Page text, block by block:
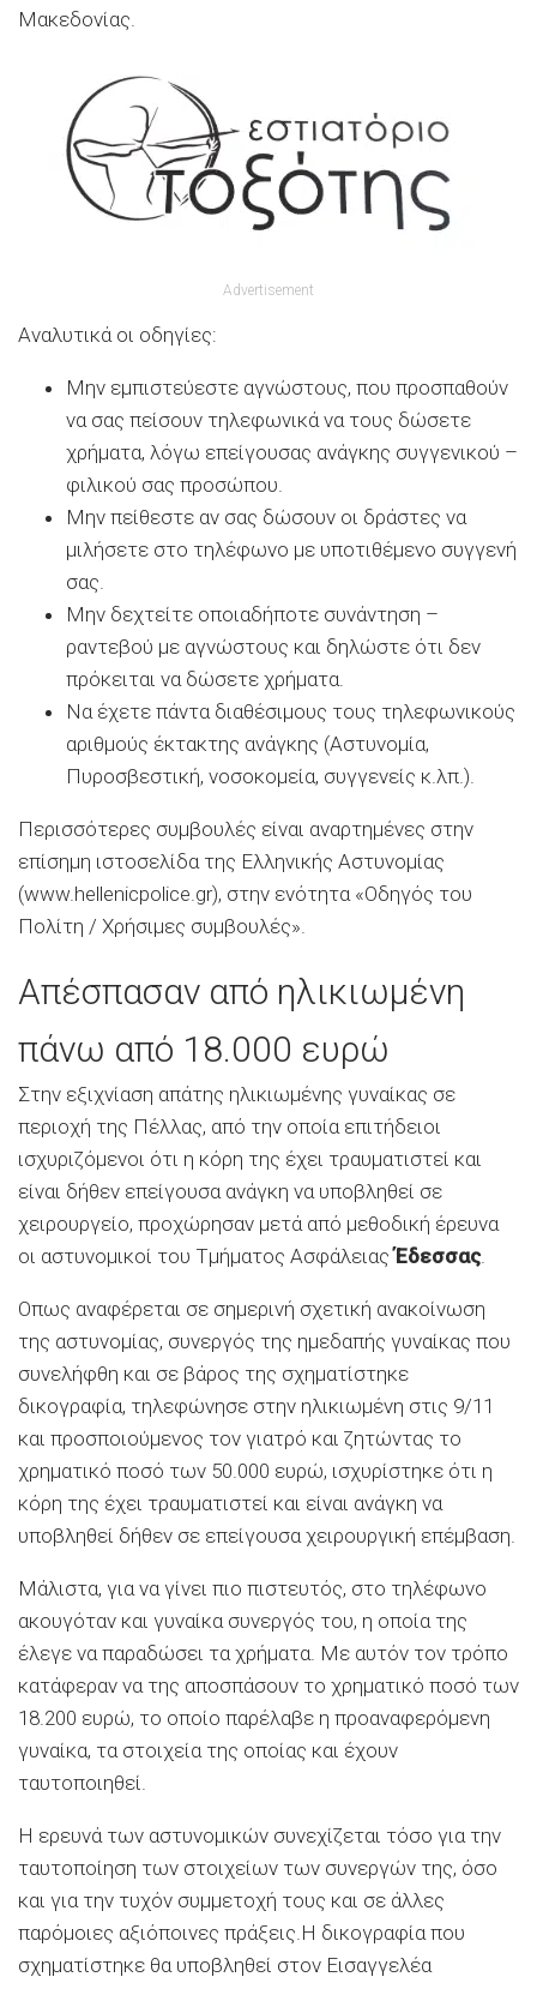
Μακεδονίας.
Advertisement
Αναλυτικά οι οδηγίες:
Μην εμπιστεύεστε αγνώστους, που προσπαθούν
να σας πείσουν τηλεφωνικά να τους δώσετε
χρήματα, λόγω επείγουσας ανάγκης συγγενικού –
φιλικού σας προσώπου.
Μην πείθεστε αν σας δώσουν οι δράστες να
μιλήσετε στο τηλέφωνο με υποτιθέμενο συγγενή
σας.
Μην δεχτείτε οποιαδήποτε συνάντηση –
ραντεβού με αγνώστους και δηλώστε ότι δεν
πρόκειται να δώσετε χρήματα.
Να έχετε πάντα διαθέσιμους τους τηλεφωνικούς
αριθμούς έκτακτης ανάγκης (Αστυνομία,
Πυροσβεστική, νοσοκομεία, συγγενείς κ.λπ.).
Περισσότερες συμβουλές είναι αναρτημένες στην
επίσημη ιστοσελίδα της Ελληνικής Αστυνομίας
(www.hellenicpolice.gr), στην ενότητα «Οδηγός του
Πολίτη / Χρήσιμες συμβουλές».
Απέσπασαν από ηλικιωμένη
πάνω από 18.000 ευρώ
Στην εξιχνίαση απάτης ηλικιωμένης γυναίκας σε
περιοχή της Πέλλας, από την οποία επιτήδειοι
ισχυριζόμενοι ότι η κόρη της έχει τραυματιστεί και
είναι δήθεν επείγουσα ανάγκη να υποβληθεί σε
χειρουργείο, προχώρησαν μετά από μεθοδική έρευνα
οι αστυνομικοί του Τμήματος ΑσφάλειαςΈδεσσας.
Οπως αναφέρεται σε σημερινή σχετική ανακοίνωση
της αστυνομίας, συνεργός της ημεδαπής γυναίκας που
συνελήφθη και σε βάρος της σχηματίστηκε
δικογραφία, τηλεφώνησε στην ηλικιωμένη στις 9/11
και προσποιούμενος τον γιατρό και ζητώντας το
χρηματικό ποσό των 50.000 ευρώ, ισχυρίστηκε ότι η
κόρη της έχει τραυματιστεί και είναι ανάγκη να
υποβληθεί δήθεν σε επείγουσα χειρουργική επέμβαση.
Μάλιστα, για να γίνει πιο πιστευτός, στο τηλέφωνο
ακουγόταν και γυναίκα συνεργός του, η οποία της
έλεγε να παραδώσει τα χρήματα. Με αυτόν τον τρόπο
κατάφεραν να της αποσπάσουν το χρηματικό ποσό των
18.200 ευρώ, το οποίο παρέλαβε η προαναφερόμενη
γυναίκα, τα στοιχεία της οποίας και έχουν
ταυτοποιηθεί.
Η ερευνά των αστυνομικών συνεχίζεται τόσο για την
ταυτοποίηση των στοιχείων των συνεργών της, όσο
και για την τυχόν συμμετοχή τους και σε άλλες
παρόμοιες αξιόποινες πράξεις.Η δικογραφία που
σχηματίστηκε θα υποβληθεί στον Εισαγγελέα